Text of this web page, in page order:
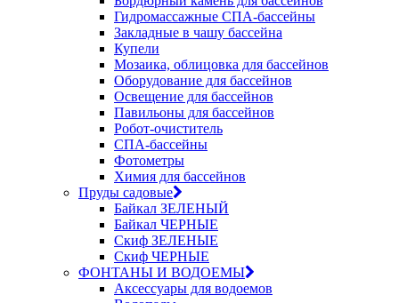
Гидромассажные СПА-бассейны
Закладные в чашу бассейна
Купели
Мозаика, облицовка для бассейнов
Оборудование для бассейнов
Освещение для бассейнов
Павильоны для бассейнов
Робот-очиститель
СПА-бассейны
Фотометры
Химия для бассейнов
Пруды садовые
Байкал ЗЕЛЕНЫЙ
Байкал ЧЕРНЫЕ
Скиф ЗЕЛЕНЫЕ
Скиф ЧЕРНЫЕ
ФОНТАНЫ И ВОДОЕМЫ
Аксессуары для водоемов